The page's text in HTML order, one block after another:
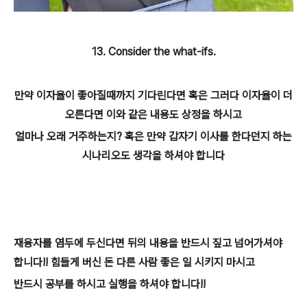
13. Consider the what-ifs.
만약 이자율이 좋아질때까지 기다린다면 혹은 그러다 이자율이 더
오른다면 이와 같은 내용도 상정을 하시고
얼마나 오래 거주하는지? 혹은 만약 갑자기 이사를 한다던지 하는
시나리오도 생각을 하셔야 합니다
재융자를 염두에 두신다면 뒤의 내용을 반드시 짚고 넘어가셔야
합니다!! 힘들게 버신 돈 다른 사람 좋은 일 시키지 마시고
반드시 공부를 하시고 실행을 하셔야 합니다!!